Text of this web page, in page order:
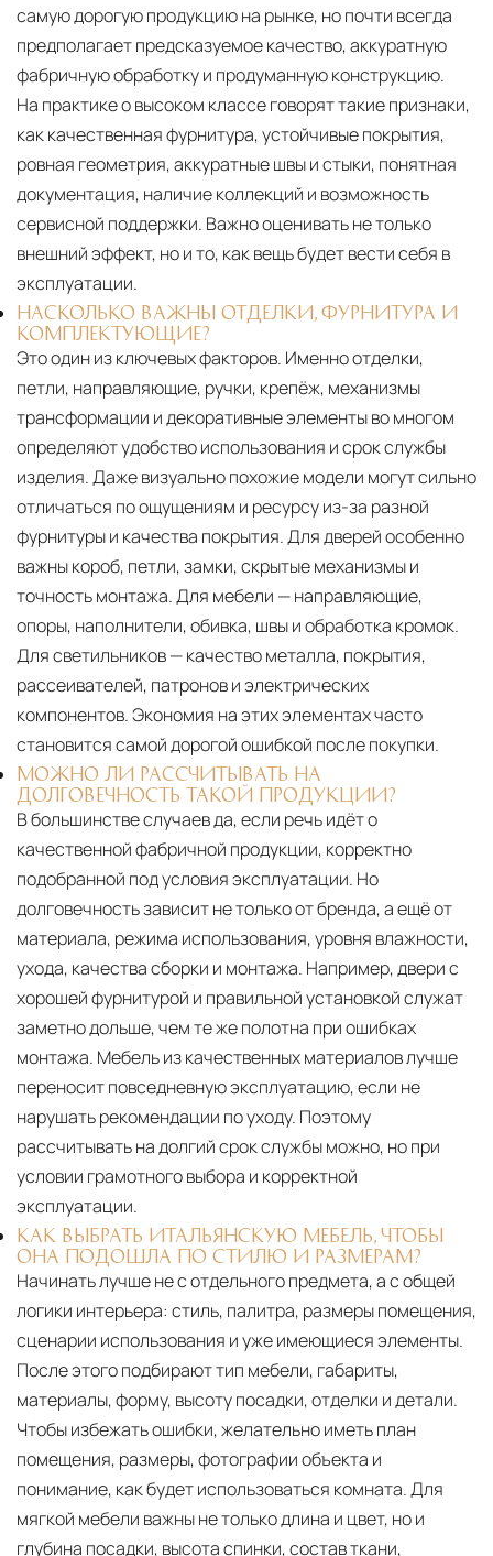
самую дорогую продукцию на рынке, но почти всегда
предполагает предсказуемое качество, аккуратную
фабричную обработку и продуманную конструкцию.
На практике о высоком классе говорят такие признаки,
как качественная фурнитура, устойчивые покрытия,
ровная геометрия, аккуратные швы и стыки, понятная
документация, наличие коллекций и возможность
сервисной поддержки. Важно оценивать не только
внешний эффект, но и то, как вещь будет вести себя в
эксплуатации.
НАСКОЛЬКО ВАЖНЫ ОТДЕЛКИ, ФУРНИТУРА И
КОМПЛЕКТУЮЩИЕ?
Это один из ключевых факторов. Именно отделки,
петли, направляющие, ручки, крепёж, механизмы
трансформации и декоративные элементы во многом
определяют удобство использования и срок службы
изделия. Даже визуально похожие модели могут сильно
отличаться по ощущениям и ресурсу из-за разной
фурнитуры и качества покрытия. Для дверей особенно
важны короб, петли, замки, скрытые механизмы и
точность монтажа. Для мебели — направляющие,
опоры, наполнители, обивка, швы и обработка кромок.
Для светильников — качество металла, покрытия,
рассеивателей, патронов и электрических
компонентов. Экономия на этих элементах часто
становится самой дорогой ошибкой после покупки.
МОЖНО ЛИ РАССЧИТЫВАТЬ НА
ДОЛГОВЕЧНОСТЬ ТАКОЙ ПРОДУКЦИИ?
В большинстве случаев да, если речь идёт о
качественной фабричной продукции, корректно
подобранной под условия эксплуатации. Но
долговечность зависит не только от бренда, а ещё от
материала, режима использования, уровня влажности,
ухода, качества сборки и монтажа. Например, двери с
хорошей фурнитурой и правильной установкой служат
заметно дольше, чем те же полотна при ошибках
монтажа. Мебель из качественных материалов лучше
переносит повседневную эксплуатацию, если не
нарушать рекомендации по уходу. Поэтому
рассчитывать на долгий срок службы можно, но при
условии грамотного выбора и корректной
эксплуатации.
КАК ВЫБРАТЬ ИТАЛЬЯНСКУЮ МЕБЕЛЬ, ЧТОБЫ
ОНА ПОДОШЛА ПО СТИЛЮ И РАЗМЕРАМ?
Начинать лучше не с отдельного предмета, а с общей
логики интерьера: стиль, палитра, размеры помещения,
сценарии использования и уже имеющиеся элементы.
После этого подбирают тип мебели, габариты,
материалы, форму, высоту посадки, отделки и детали.
Чтобы избежать ошибки, желательно иметь план
помещения, размеры, фотографии объекта и
понимание, как будет использоваться комната. Для
мягкой мебели важны не только длина и цвет, но и
глубина посадки, высота спинки, состав ткани,